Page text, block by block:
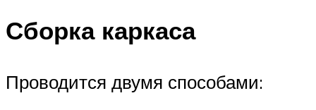
Сборка каркаса
Проводится двумя способами: